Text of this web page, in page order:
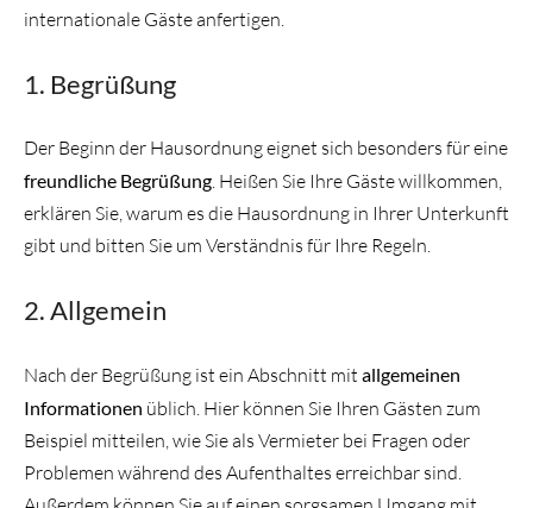
internationale Gäste anfertigen.
1. Begrüßung
Der Beginn der Hausordnung eignet sich besonders für eine
freundliche Begrüßung. Heißen Sie Ihre Gäste willkommen,
erklären Sie, warum es die Hausordnung in Ihrer Unterkunft
gibt und bitten Sie um Verständnis für Ihre Regeln.
2. Allgemein
Nach der Begrüßung ist ein Abschnitt mit allgemeinen
Informationen üblich. Hier können Sie Ihren Gästen zum
Beispiel mitteilen, wie Sie als Vermieter bei Fragen oder
Problemen während des Aufenthaltes erreichbar sind.